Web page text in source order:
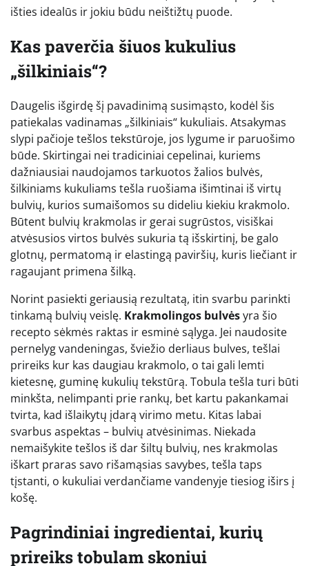
išties idealūs ir jokiu būdu neištižtų puode.
Kas paverčia šiuos kukulius
„šilkiniais“?
Daugelis išgirdę šį pavadinimą susimąsto, kodėl šis
patiekalas vadinamas „šilkiniais“ kukuliais. Atsakymas
slypi pačioje tešlos tekstūroje, jos lygume ir paruošimo
būde. Skirtingai nei tradiciniai cepelinai, kuriems
dažniausiai naudojamos tarkuotos žalios bulvės,
šilkiniams kukuliams tešla ruošiama išimtinai iš virtų
bulvių, kurios sumaišomos su dideliu kiekiu krakmolo.
Būtent bulvių krakmolas ir gerai sugrūstos, visiškai
atvėsusios virtos bulvės sukuria tą išskirtinį, be galo
glotnų, permatomą ir elastingą paviršių, kuris liečiant ir
ragaujant primena šilką.
Norint pasiekti geriausią rezultatą, itin svarbu parinkti
tinkamą bulvių veislę. Krakmolingos bulvėsyra šio
recepto sėkmės raktas ir esminė sąlyga. Jei naudosite
pernelyg vandeningas, šviežio derliaus bulves, tešlai
prireiks kur kas daugiau krakmolo, o tai gali lemti
kietesnę, guminę kukulių tekstūrą. Tobula tešla turi būti
minkšta, nelimpanti prie rankų, bet kartu pakankamai
tvirta, kad išlaikytų įdarą virimo metu. Kitas labai
svarbus aspektas – bulvių atvėsinimas. Niekada
nemaišykite tešlos iš dar šiltų bulvių, nes krakmolas
iškart praras savo rišamąsias savybes, tešla taps
tįstanti, o kukuliai verdančiame vandenyje tiesiog iširs į
košę.
Pagrindiniai ingredientai, kurių
prireiks tobulam skoniui